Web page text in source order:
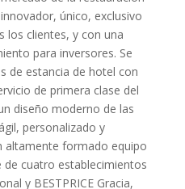
único, exclusivo
los clientes, y con una
para inversores. Se
de estancia de hotel con
de primera clase del
diseño moderno de las
personalizado y
altamente formado equipo
de cuatro establecimientos
y BESTPRICE Gracia,